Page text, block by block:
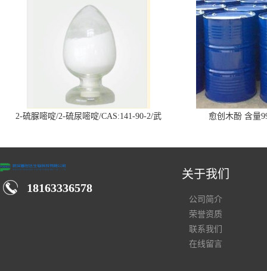
2-硫脲嘧啶/2-硫尿嘧啶/CAS:141-90-2/武
愈创木酚 含量
18163336578
关于我们
公司简介
荣誉资质
联系我们
在线留言